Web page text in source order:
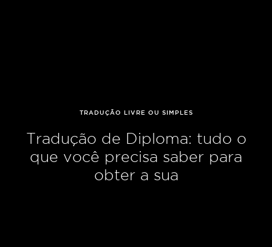
TRADUÇÃO LIVRE OU SIMPLES
Tradução de Diploma: tudo o
que você precisa saber para
obter a sua